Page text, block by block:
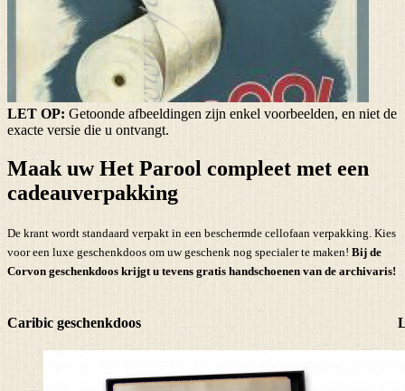
LET OP: Getoonde afbeeldingen zijn enkel voorbeelden, en niet de
exacte versie die u ontvangt.
Maak uw Het Parool compleet met een
cadeauverpakking
De krant wordt standaard verpakt in een beschermde cellofaan verpakking. Kies
voor een luxe geschenkdoos om uw geschenk nog specialer te maken! Bij de
Corvon geschenkdoos krijgt u tevens gratis handschoenen van de archivaris!
Caribic geschenkdoos